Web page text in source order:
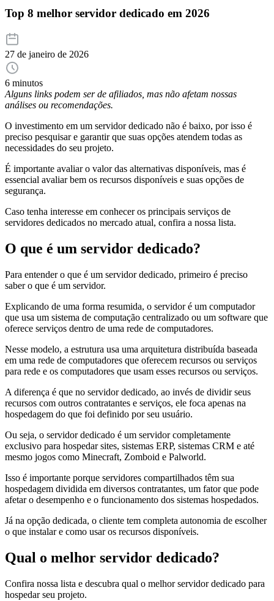
Top 8 melhor servidor dedicado em 2026
27 de janeiro de 2026
6 minutos
Alguns links podem ser de afiliados, mas não afetam nossas
análises ou recomendações.
O investimento em um servidor dedicado não é baixo, por isso é
preciso pesquisar e garantir que suas opções atendem todas as
necessidades do seu projeto.
É importante avaliar o valor das alternativas disponíveis, mas é
essencial avaliar bem os recursos disponíveis e suas opções de
segurança.
Caso tenha interesse em conhecer os principais serviços de
servidores dedicados no mercado atual, confira a nossa lista.
O que é um servidor dedicado?
Para entender o que é um servidor dedicado, primeiro é preciso
saber o que é um servidor.
Explicando de uma forma resumida, o servidor é um computador
que usa um sistema de computação centralizado ou um software que
oferece serviços dentro de uma rede de computadores.
Nesse modelo, a estrutura usa uma arquitetura distribuída baseada
em uma rede de computadores que oferecem recursos ou serviços
para rede e os computadores que usam esses recursos ou serviços.
A diferença é que no servidor dedicado, ao invés de dividir seus
recursos com outros contratantes e serviços, ele foca apenas na
hospedagem do que foi definido por seu usuário.
Ou seja, o servidor dedicado é um servidor completamente
exclusivo para hospedar sites, sistemas ERP, sistemas CRM e até
mesmo jogos como Minecraft, Zomboid e Palworld.
Isso é importante porque servidores compartilhados têm sua
hospedagem dividida em diversos contratantes, um fator que pode
afetar o desempenho e o funcionamento dos sistemas hospedados.
Já na opção dedicada, o cliente tem completa autonomia de escolher
o que instalar e como usar os recursos disponíveis.
Qual o melhor servidor dedicado?
Confira nossa lista e descubra qual o melhor servidor dedicado para
hospedar seu projeto.